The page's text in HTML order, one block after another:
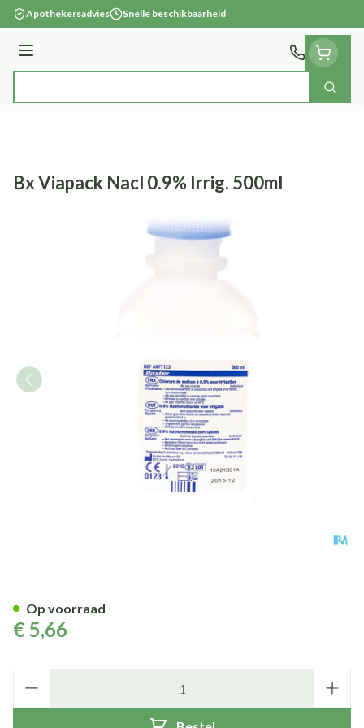
Ga naar de inhoud
Apothekersadvies Snelle beschikbaarheid
Menu
Zoek
Bx Viapack Nacl 0.9% Irrig. 500ml
€ 5,66
Op voorraad